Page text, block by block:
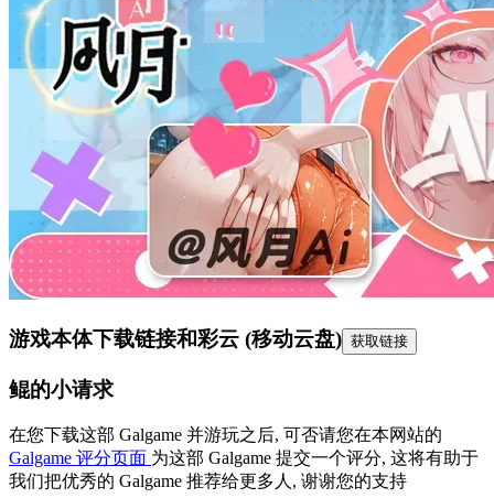
游戏本体下载链接和彩云 (移动云盘) 获取链接
鲲的小请求
在您下载这部 Galgame 并游玩之后, 可否请您在本网站的
Galgame 评分页面 为这部 Galgame 提交一个评分, 这将有助于
我们把优秀的 Galgame 推荐给更多人, 谢谢您的支持